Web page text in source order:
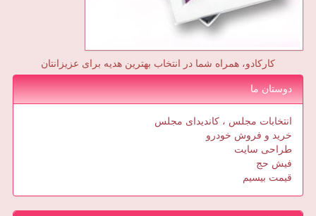
کارکادو، همراه شما در انتخاب بهترین هدیه برای عزیزانتان
دوستان ما
انتخابات مجلس ، کاندیدای مجلس
خرید و فروش خودرو
طراحی سایت
فیش حج
قیمت بیسیم